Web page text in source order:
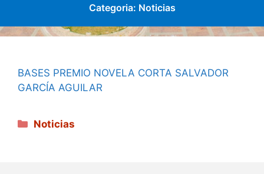
Categoria: Noticias
BASES PREMIO NOVELA CORTA SALVADOR
GARCÍA AGUILAR
Categorías
Noticias